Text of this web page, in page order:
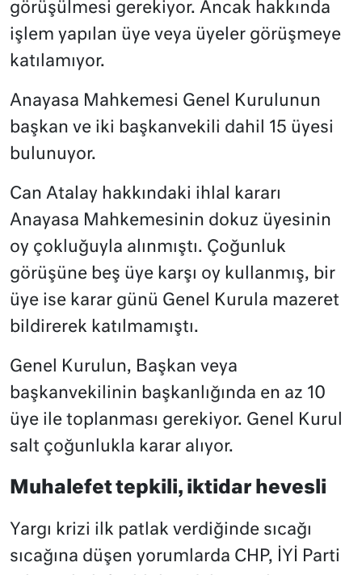
görüşülmesi gerekiyor. Ancak hakkında
işlem yapılan üye veya üyeler görüşmeye
katılamıyor.
Anayasa Mahkemesi Genel Kurulunun
başkan ve iki başkanvekili dahil 15 üyesi
bulunuyor.
Can Atalay hakkındaki ihlal kararı
Anayasa Mahkemesinin dokuz üyesinin
oy çokluğuyla alınmıştı. Çoğunluk
görüşüne beş üye karşı oy kullanmış, bir
üye ise karar günü Genel Kurula mazeret
bildirerek katılmamıştı.
Genel Kurulun, Başkan veya
başkanvekilinin başkanlığında en az 10
üye ile toplanması gerekiyor. Genel Kurul
salt çoğunlukla karar alıyor.
Muhalefet tepkili, iktidar hevesli
Yargı krizi ilk patlak verdiğinde sıcağı
sıcağına düşen yorumlarda CHP, İYİ Parti